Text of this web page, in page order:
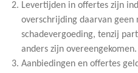
Levertijden in offertes zijn
overschrijding daarvan geen
schadevergoeding, tenzij
anders zijn overeengekomen.
Aanbiedingen en offertes